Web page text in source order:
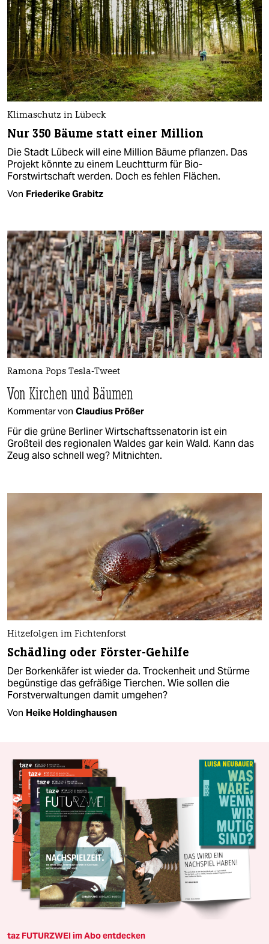
Klimaschutz in Lübeck
Nur 350 Bäume statt einer Million
Die Stadt Lübeck will eine Million Bäume pflanzen. Das
Projekt könnte zu einem Leuchtturm für Bio-
Forstwirtschaft werden. Doch es fehlen Flächen.
Von Friederike Grabitz
Ramona Pops Tesla-Tweet
Von Kirchen und Bäumen
Kommentar von Claudius Prößer
Für die grüne Berliner Wirtschaftssenatorin ist ein
Großteil des regionalen Waldes gar kein Wald. Kann das
Zeug also schnell weg? Mitnichten.
Hitzefolgen im Fichtenforst
Schädling oder Förster-Gehilfe
Der Borkenkäfer ist wieder da. Trockenheit und Stürme
begünstige das gefräßige Tierchen. Wie sollen die
Forstverwaltungen damit umgehen?
Von Heike Holdinghausen
taz FUTURZWEI im Abo entdecken